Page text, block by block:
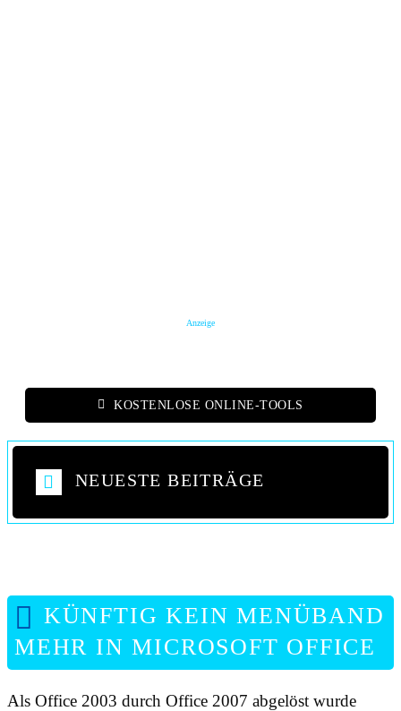
Anzeige
KOSTENLOSE ONLINE-TOOLS
NEUESTE BEITRÄGE
KÜNFTIG KEIN MENÜBAND
MEHR IN MICROSOFT OFFICE
Als Office 2003 durch Office 2007 abgelöst wurde